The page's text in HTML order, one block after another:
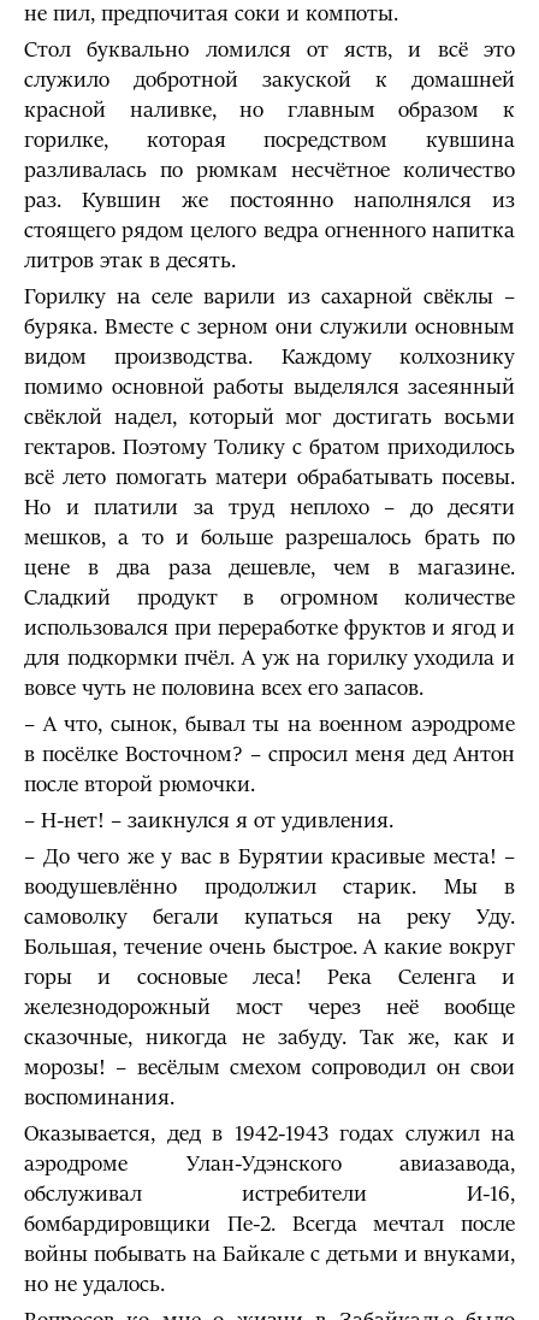
не пил, предпочитая соки и компоты.
Стол буквально ломился от яств, и всё это
служило добротной закуской к домашней
красной наливке, но главным образом к
горилке, которая посредством кувшина
разливалась по рюмкам несчётное количество
раз. Кувшин же постоянно наполнялся из
стоящего рядом целого ведра огненного напитка
литров этак в десять.
Горилку на селе варили из сахарной свёклы –
буряка. Вместе с зерном они служили основным
видом производства. Каждому колхознику
помимо основной работы выделялся засеянный
свёклой надел, который мог достигать восьми
гектаров. Поэтому Толику с братом приходилось
всё лето помогать матери обрабатывать посевы.
Но и платили за труд неплохо – до десяти
мешков, а то и больше разрешалось брать по
цене в два раза дешевле, чем в магазине.
Сладкий продукт в огромном количестве
использовался при переработке фруктов и ягод и
для подкормки пчёл. А уж на горилку уходила и
вовсе чуть не половина всех его запасов.
– А что, сынок, бывал ты на военном аэродроме
в посёлке Восточном? – спросил меня дед Антон
после второй рюмочки.
– Н-нет! – заикнулся я от удивления.
– До чего же у вас в Бурятии красивые места! –
воодушевлённо продолжил старик. Мы в
самоволку бегали купаться на реку Уду.
Большая, течение очень быстрое. А какие вокруг
горы и сосновые леса! Река Селенга и
железнодорожный мост через неё вообще
сказочные, никогда не забуду. Так же, как и
морозы! – весёлым смехом сопроводил он свои
воспоминания.
Оказывается, дед в 1942-1943 годах служил на
аэродроме Улан-Удэнского авиазавода,
обслуживал истребители И-16,
бомбардировщики Пе-2. Всегда мечтал после
войны побывать на Байкале с детьми и внуками,
но не удалось.